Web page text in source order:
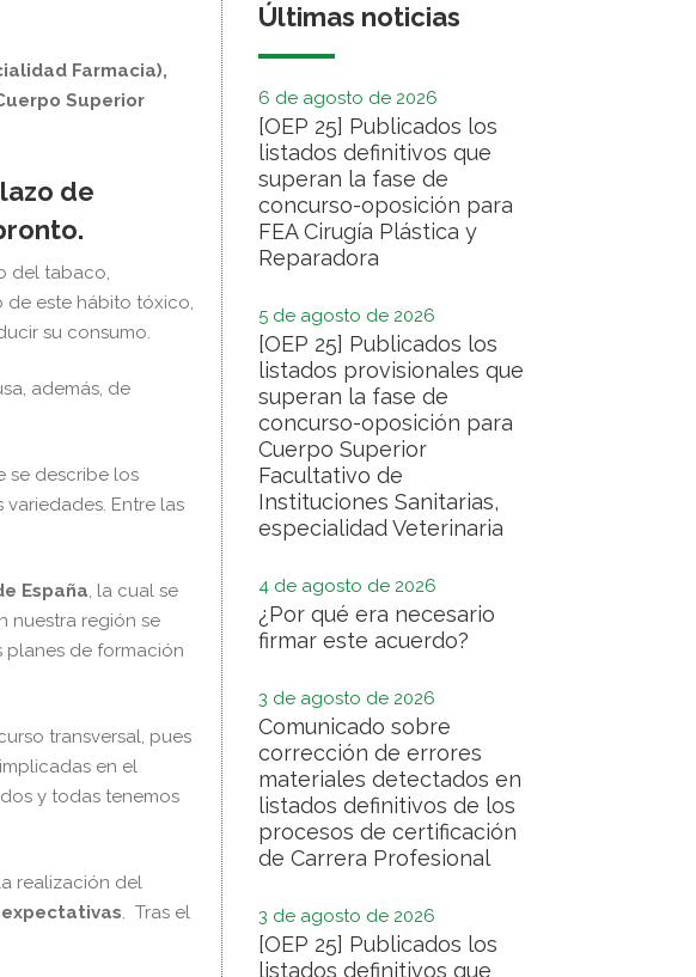
Farmacia),
Superior
de
del tabaco,
de este hábito tóxico,
su consumo.
además, de
se describe los
Entre las
España, la cual se
nuestra región se
planes de formación
transversal, pues
en el
y todas tenemos
realización del
. Tras el
Últimas noticias
6 de agosto de 2026
[OEP 25] Publicados los
listados definitivos que
superan la fase de
concurso-oposición para
FEA Cirugía Plástica y
Reparadora
5 de agosto de 2026
[OEP 25] Publicados los
listados provisionales que
superan la fase de
concurso-oposición para
Cuerpo Superior
Facultativo de
Instituciones Sanitarias,
especialidad Veterinaria
4 de agosto de 2026
¿Por qué era necesario
firmar este acuerdo?
3 de agosto de 2026
Comunicado sobre
corrección de errores
materiales detectados en
listados definitivos de los
procesos de certificación
de Carrera Profesional
3 de agosto de 2026
[OEP 25] Publicados los
listados definitivos que